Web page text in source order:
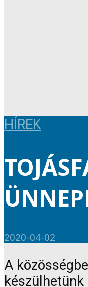
HÍREK
2020-04-02
A
készülhetünk